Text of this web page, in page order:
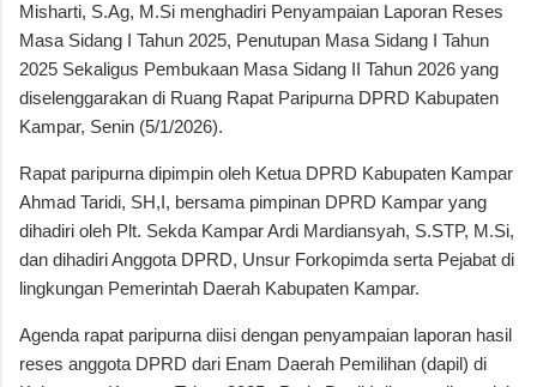
Misharti, S.Ag, M.Si menghadiri Penyampaian Laporan Reses
Masa Sidang I Tahun 2025, Penutupan Masa Sidang I Tahun
2025 Sekaligus Pembukaan Masa Sidang II Tahun 2026 yang
diselenggarakan di Ruang Rapat Paripurna DPRD Kabupaten
Kampar, Senin (5/1/2026).
Rapat paripurna dipimpin oleh Ketua DPRD Kabupaten Kampar
Ahmad Taridi, SH,I, bersama pimpinan DPRD Kampar yang
dihadiri oleh Plt. Sekda Kampar Ardi Mardiansyah, S.STP, M.Si,
dan dihadiri Anggota DPRD, Unsur Forkopimda serta Pejabat di
lingkungan Pemerintah Daerah Kabupaten Kampar.
Agenda rapat paripurna diisi dengan penyampaian laporan hasil
reses anggota DPRD dari Enam Daerah Pemilihan (dapil) di